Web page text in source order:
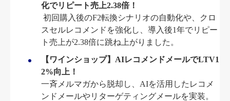
化でリピート売上2.38倍！
初回購入後のF2転換シナリオの自動化や、クロ
スセルレコメンドを強化し、導入後1年でリピー
ト売上が2.38倍に跳ね上がりました 。
【ワインショップ】AIレコメンドメールでLTV1
2%向上！
一斉メルマガから脱却し、AIを活用したレコメ
ンドメールやリターゲティングメールを実装。